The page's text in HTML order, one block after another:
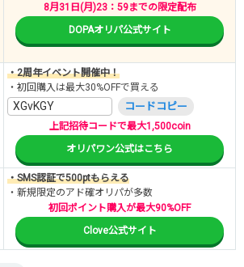
8月31日(月)23：59までの限定配布
DOPAオリパ公式サイト
・2周年イベント開催中！
・初回購入は最大30%OFFで買える
XGvKGY コードコピー
上記招待コードで最大1,500coin
オリパワン公式はこちら
・SMS認証で500ptもらえる
・新規限定のアド確オリパが多数
初回ポイント購入が最大90%OFF
Clove公式サイト